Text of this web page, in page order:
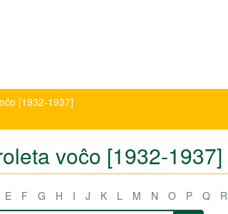
[1932-1937]
voĉo [1932-
E F G H I J K L M N O P Q R